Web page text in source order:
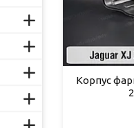
Корпус